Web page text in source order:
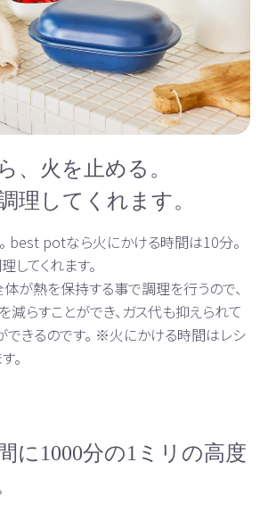
、火を止める。
理してくれます。
best potなら火にかける時間は10分。
てくれます。
体が熱を保持する事で調理を行うので、
減らすことができ、ガス代も抑えられて
できるのです。 ※火にかける時間はレシ
。
に1000分の1ミリの高度